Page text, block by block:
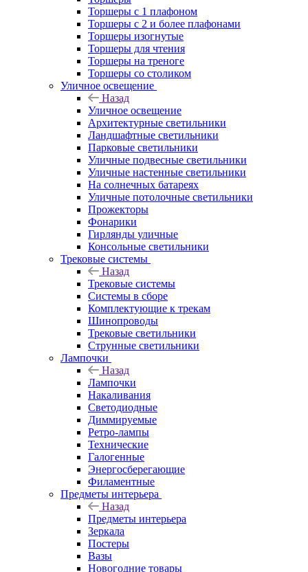
Торшеры с 1 плафоном
Торшеры с 2 и более плафонами
Торшеры изогнутые
Торшеры для чтения
Торшеры на треноге
Торшеры со столиком
Уличное освещение
Назад
Уличное освещение
Архитектурные светильники
Ландшафтные светильники
Парковые светильники
Уличные подвесные светильники
Уличные настенные светильники
На солнечных батареях
Уличные потолочные светильники
Прожекторы
Фонарики
Гирлянды уличные
Консольные светильники
Трековые системы
Назад
Трековые системы
Системы в сборе
Комплектующие к трекам
Шинопроводы
Трековые светильники
Струнные светильники
Лампочки
Назад
Лампочки
Накаливания
Светодиодные
Диммируемые
Ретро-лампы
Технические
Галогенные
Энергосберегающие
Филаментные
Предметы интерьера
Назад
Предметы интерьера
Зеркала
Постеры
Вазы
Новогодние товары